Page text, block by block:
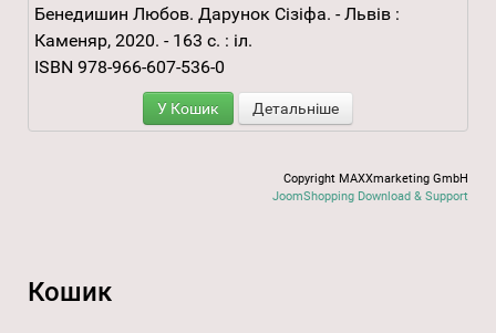
Бенедишин Любов. Дарунок Сізіфа. - Львів :
Каменяр, 2020. - 163 с. : іл.
ISBN 978-966-607-536-0
У Кошик Детальніше
Copyright MAXXmarketing GmbH
JoomShopping Download & Support
Кошик